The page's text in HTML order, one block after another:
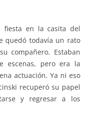
fiesta en la casita del
quedó todavía un rato
compañero. Estaban
escenas, pero era la
actuación. Ya ni eso
recuperó su papel
y regresar a los